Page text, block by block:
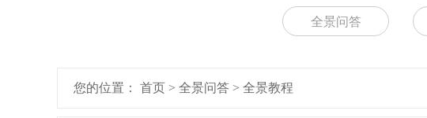
全景问答
您的位置： 首页 > 全景问答 > 全景教程